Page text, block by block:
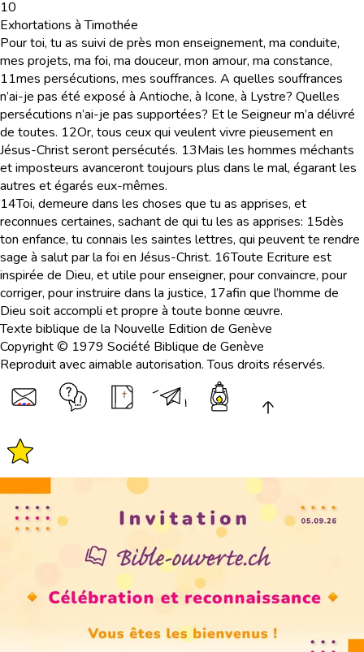
10
Exhortations à Timothée
Pour toi, tu as suivi de près mon enseignement, ma conduite,
mes projets, ma foi, ma douceur, mon amour, ma constance,
11mes persécutions, mes souffrances. A quelles souffrances
n’ai-je pas été exposé à Antioche, à Icone, à Lystre? Quelles
persécutions n’ai-je pas supportées? Et le Seigneur m’a délivré
de toutes. 12Or, tous ceux qui veulent vivre pieusement en
Jésus-Christ seront persécutés. 13Mais les hommes méchants
et imposteurs avanceront toujours plus dans le mal, égarant les
autres et égarés eux-mêmes.
14Toi, demeure dans les choses que tu as apprises, et
reconnues certaines, sachant de qui tu les as apprises: 15dès
ton enfance, tu connais les saintes lettres, qui peuvent te rendre
sage à salut par la foi en Jésus-Christ. 16Toute Ecriture est
inspirée de Dieu, et utile pour enseigner, pour convaincre, pour
corriger, pour instruire dans la justice, 17afin que l’homme de
Dieu soit accompli et propre à toute bonne œuvre.
Texte biblique de la Nouvelle Edition de Genève
Copyright © 1979 Société Biblique de Genève
Reproduit avec aimable autorisation. Tous droits réservés.